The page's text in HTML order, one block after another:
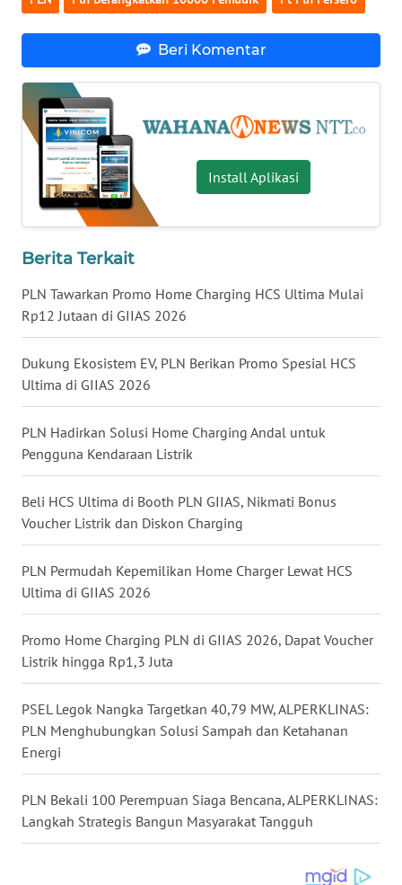
Beri Komentar
Install Aplikasi
Berita Terkait
PLN Tawarkan Promo Home Charging HCS Ultima Mulai
Rp12 Jutaan di GIIAS 2026
Dukung Ekosistem EV, PLN Berikan Promo Spesial HCS
Ultima di GIIAS 2026
PLN Hadirkan Solusi Home Charging Andal untuk
Pengguna Kendaraan Listrik
Beli HCS Ultima di Booth PLN GIIAS, Nikmati Bonus
Voucher Listrik dan Diskon Charging
PLN Permudah Kepemilikan Home Charger Lewat HCS
Ultima di GIIAS 2026
Promo Home Charging PLN di GIIAS 2026, Dapat Voucher
Listrik hingga Rp1,3 Juta
PSEL Legok Nangka Targetkan 40,79 MW, ALPERKLINAS:
PLN Menghubungkan Solusi Sampah dan Ketahanan
Energi
PLN Bekali 100 Perempuan Siaga Bencana, ALPERKLINAS:
Langkah Strategis Bangun Masyarakat Tangguh
WN
MALUKU
WN
MALUT
DAIRI
WN
WN
WN
LANGKAT
WN
TAPANULI
SELATAN
WN
TANJUNG
LESUNG
KARO
WN